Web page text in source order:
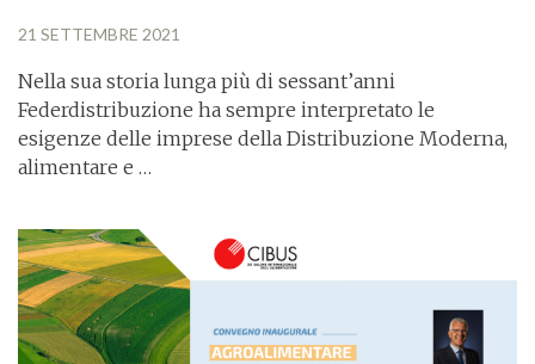
21 SETTEMBRE 2021
Nella sua storia lunga più di sessant’anni
Federdistribuzione ha sempre interpretato le
esigenze delle imprese della Distribuzione Moderna,
alimentare e …